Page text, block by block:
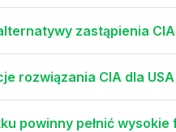
zastąpienia
rozwiązania CIA dla
powinny pełnić